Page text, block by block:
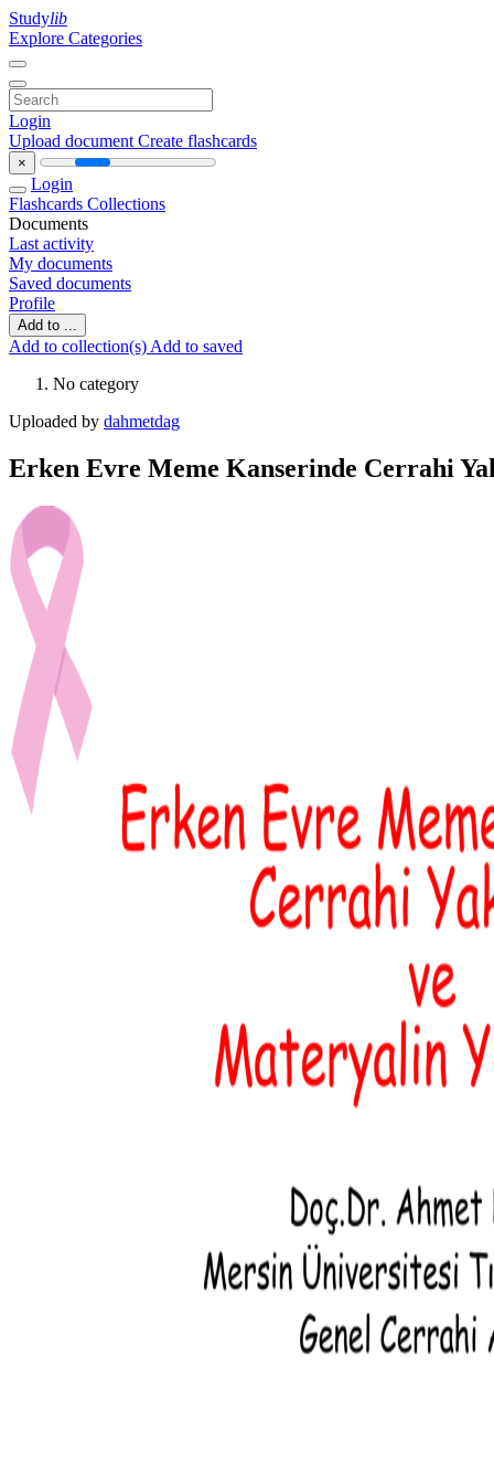
Studylib
Explore Categories
Login
Upload document Create flashcards
×
Login
Flashcards Collections
Documents
Last activity
My documents
Saved documents
Profile
Add to ...
Add to collection(s) Add to saved
No category
Uploaded by dahmetdag
Erken Evre Meme Kanserinde Cerrahi